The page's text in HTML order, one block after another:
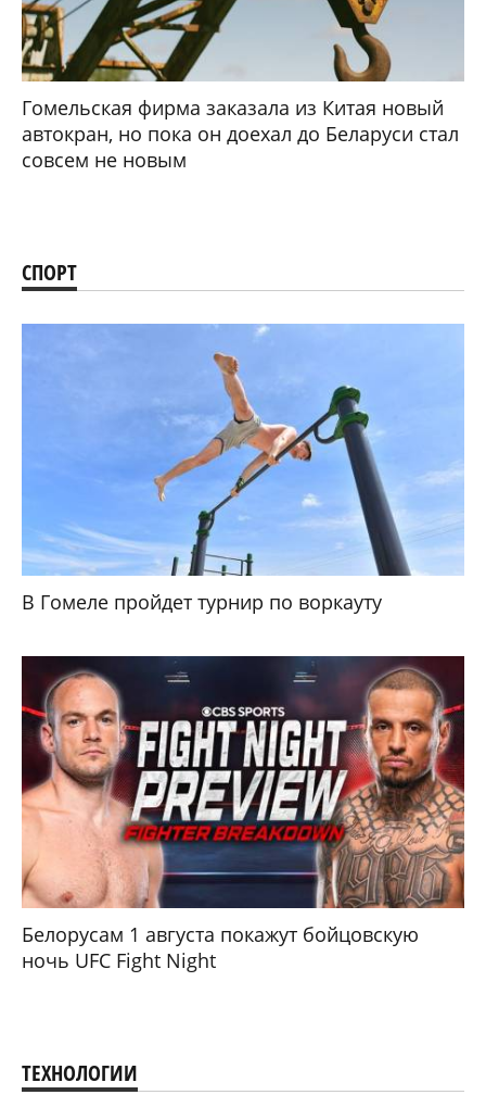
Гомельская фирма заказала из Китая новый
автокран, но пока он доехал до Беларуси стал
совсем не новым
СПОРТ
В Гомеле пройдет турнир по воркауту
Белорусам 1 августа покажут бойцовскую
ночь UFC Fight Night
ТЕХНОЛОГИИ